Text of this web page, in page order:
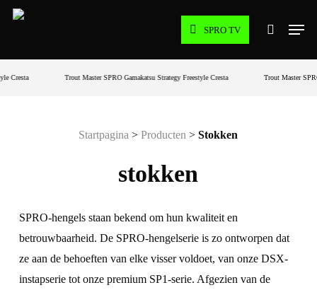
SPRO TV zoeken
Menu
Cresta Trout Master SPRO Gamakatsu Strategy Freestyle Cresta Trout Master
Startpagina >Producten >Stokken
stokken
SPRO-hengels staan bekend om hun kwaliteit en
betrouwbaarheid. De SPRO-hengelserie is zo ontworpen dat
ze aan de behoeften van elke visser voldoet, van onze DSX-
instapserie tot onze premium SP1-serie. Afgezien van de